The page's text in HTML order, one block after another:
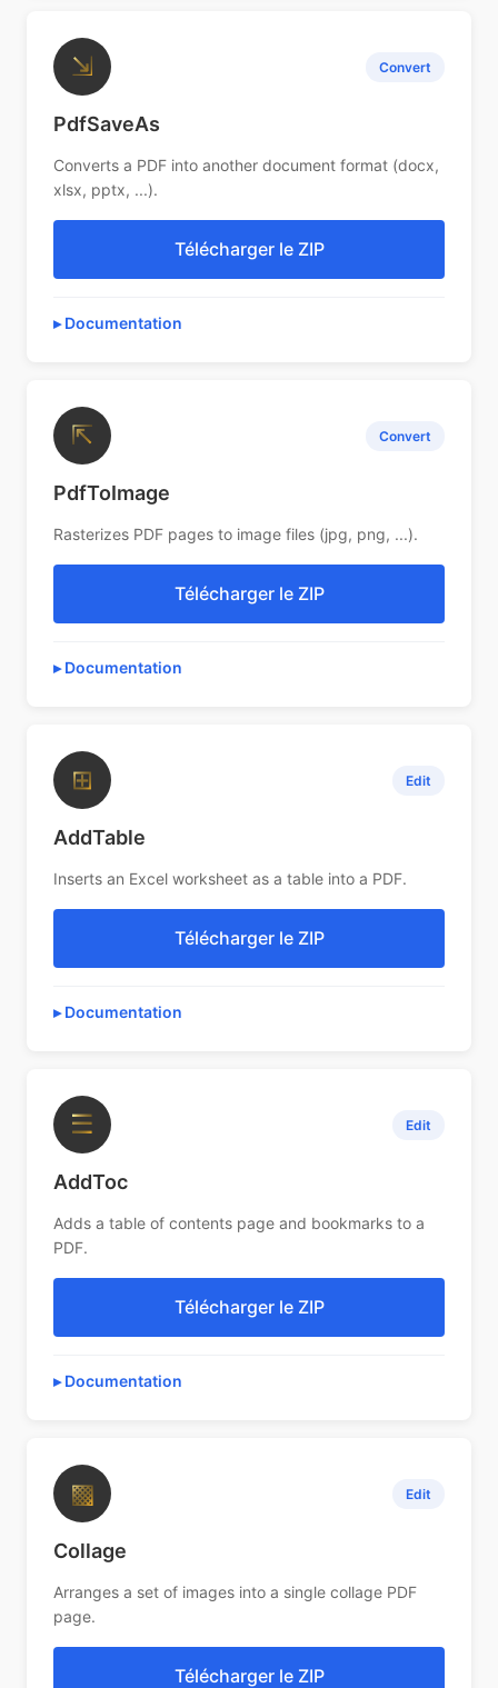
⇲ Convert
PdfSaveAs
Converts a PDF into another document format (docx,
xlsx, pptx, ...).
Télécharger le ZIP
Documentation
⇱ Convert
PdfToImage
Rasterizes PDF pages to image files (jpg, png, ...).
Télécharger le ZIP
Documentation
⊞ Edit
AddTable
Inserts an Excel worksheet as a table into a PDF.
Télécharger le ZIP
Documentation
☰ Edit
AddToc
Adds a table of contents page and bookmarks to a
PDF.
Télécharger le ZIP
Documentation
▩ Edit
Collage
Arranges a set of images into a single collage PDF
page.
Télécharger le ZIP